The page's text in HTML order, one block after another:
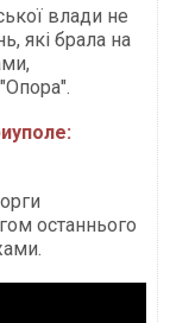
влади не
які брала на
останнього